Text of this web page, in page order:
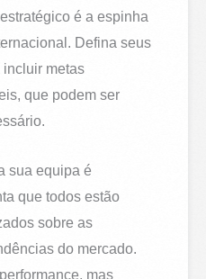
é a espinha
Defina seus
metas
que podem ser
sua equipa é
que todos estão
sobre as
do mercado.
mas